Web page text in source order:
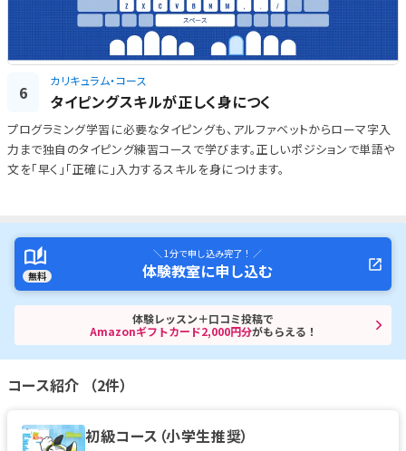
6
カリキュラム・コース
タイピングスキルが正しく身につく
プログラミング学習に必要なタイピングも、アルファベットからローマ字入
力まで独自のタイピング練習コースで学びます。正しいポジションで単語や
文を「早く」「正確に」入力するスキルを身につけます。
無料
＼ 1分で申し込み完了！ ／
体験教室に申し込む
体験レッスン＋口コミ投稿で
Amazonギフトカード2,000円分がもらえる！
コース紹介 （2件）
初級コース（小学生推奨）